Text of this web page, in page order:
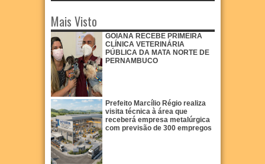
Mais Visto
GOIANA RECEBE PRIMEIRA
CLÍNICA VETERINÁRIA
PÚBLICA DA MATA NORTE DE
PERNAMBUCO
Prefeito Marcílio Régio realiza
visita técnica à área que
receberá empresa metalúrgica
com previsão de 300 empregos